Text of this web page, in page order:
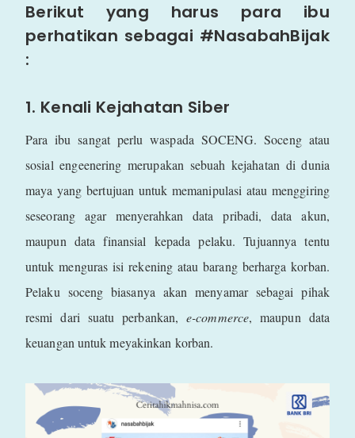
Berikut yang harus para ibu
perhatikan sebagai #NasabahBijak
:
1. Kenali Kejahatan Siber
Para ibu sangat perlu waspada SOCENG. Soceng atau
sosial engeenering merupakan sebuah kejahatan di dunia
maya yang bertujuan untuk memanipulasi atau menggiring
seseorang agar menyerahkan data pribadi, data akun,
maupun data finansial kepada pelaku. Tujuannya tentu
untuk menguras isi rekening atau barang berharga korban.
Pelaku soceng biasanya akan menyamar sebagai pihak
resmi dari suatu perbankan,e-commerce, maupun data
keuangan untuk meyakinkan korban.